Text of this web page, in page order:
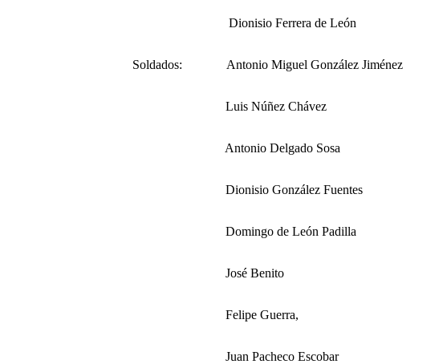
Dionisio Ferrera de León
Soldados: Antonio Miguel González Jiménez
Luis Núñez Chávez
Antonio Delgado Sosa
Dionisio González Fuentes
Domingo de León Padilla
José Benito
Felipe Guerra,
Juan Pacheco Escobar